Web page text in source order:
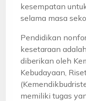
kesempatan
selama masa
Pendidikan
kesetaraan
diberikan oleh
Kebudayaan,
memiliki tugas